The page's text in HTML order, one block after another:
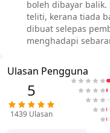
boleh dibayar
teliti, kerana tiada
dibuat selepas
menghadapi
Ulasan Pengguna
5
1439 Ulasan